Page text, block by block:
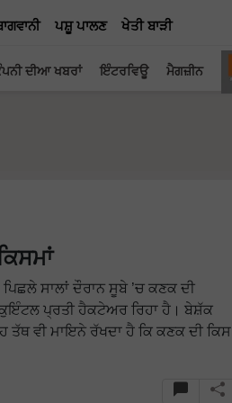
ਪਸ਼ੂ ਪਾਲਣ ਖੇਤੀ ਬਾੜੀ
ਦੀਆ ਖਬਰਾਂ ਇੰਟਰਵਿਊ ਮੈਗਜ਼ੀਨ
ਸਾਲਾਂ ਦੌਰਾਨ ਸੂਬੇ ’ਚ ਕਣਕ ਦੀ
ਪ੍ਰਤੀ ਹੈਕਟੇਅਰ ਰਿਹਾ ਹੈ। ਬੇਸ਼ੱਕ
ਵੀ ਮਾਇਨੇ ਰੱਖਦਾ ਹੈ ਕਿ ਕਣਕ ਦੀ ਕਿਸ